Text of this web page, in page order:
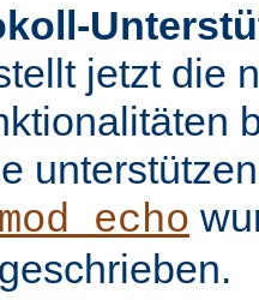
jetzt die
mod_echo